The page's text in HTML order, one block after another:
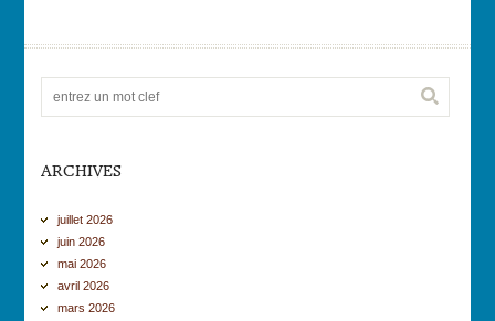
ARCHIVES
juillet 2026
juin 2026
mai 2026
avril 2026
mars 2026